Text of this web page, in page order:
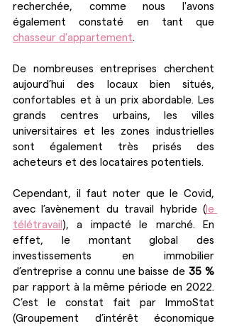
recherchée, comme nous l'avons
chasseur d'appartement.
De nombreuses entreprises cherchent
aujourd’hui des locaux bien situés,
confortables et à un prix abordable. Les
grands centres urbains, les villes
universitaires et les zones industrielles
sont également très prisés des
acheteurs et des locataires potentiels.
Cependant, il faut noter que le Covid,
avec l’avènement du travail hybride ( le
télétravail ), a impacté le marché. En
effet, le montant global des
investissements en immobilier
d’entreprise a connu une baisse de
par rapport à la même période en 2022.
C’est le constat fait par ImmoStat
(Groupement d’intérêt économique